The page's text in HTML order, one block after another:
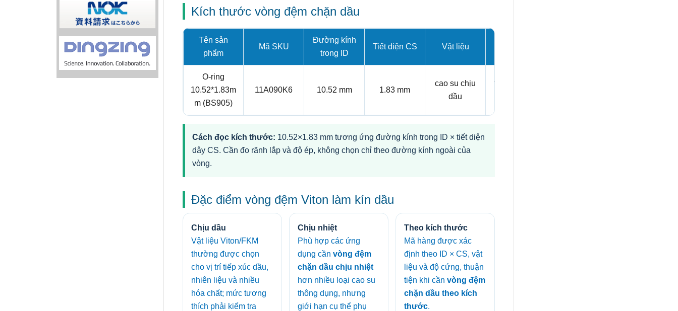
Kích thước vòng đệm chặn dầu
Tên sản
phẩm
Mã SKU
Đường kính
trong ID
Tiết diện CS Vật liệu
O-ring
10.52*1.83m
m (BS905)
11A090K6 10.52 mm 1.83 mm
cao su chịu
dầu
theo mã sản
Cách đọc kích thước: 10.52×1.83 mm tương ứng đường kính trong ID × tiết diện
dây CS. Cần đo rãnh lắp và độ ép, không chọn chỉ theo đường kính ngoài của
vòng.
Đặc điểm vòng đệm Viton làm kín dầu
Chịu dầu
Vật liệu Viton/FKM
thường được chọn
cho vị trí tiếp xúc dầu,
nhiên liệu và nhiều
hóa chất; mức tương
thích phải kiểm tra
Chịu nhiệt
Phù hợp các ứng
dụng cần vòng đệm
chặn dầu chịu nhiệt
hơn nhiều loại cao su
thông dụng, nhưng
giới hạn cụ thể phụ
Theo kích thước
Mã hàng được xác
định theo ID × CS, vật
liệu và độ cứng, thuận
tiện khi cần vòng đệm
chặn dầu theo kích
thước.